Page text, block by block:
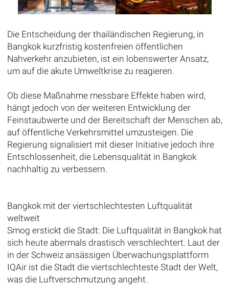
Die Entscheidung der thailändischen Regierung, in
Bangkok kurzfristig kostenfreien öffentlichen
Nahverkehr anzubieten, ist ein lobenswerter Ansatz,
um auf die akute Umweltkrise zu reagieren.
Ob diese Maßnahme messbare Effekte haben wird,
hängt jedoch von der weiteren Entwicklung der
Feinstaubwerte und der Bereitschaft der Menschen ab,
auf öffentliche Verkehrsmittel umzusteigen. Die
Regierung signalisiert mit dieser Initiative jedoch ihre
Entschlossenheit, die Lebensqualität in Bangkok
nachhaltig zu verbessern.
Bangkok mit der viertschlechtesten Luftqualität
weltweit
Smog erstickt die Stadt: Die Luftqualität in Bangkok hat
sich heute abermals drastisch verschlechtert. Laut der
in der Schweiz ansässigen Überwachungsplattform
IQAir ist die Stadt die viertschlechteste Stadt der Welt,
was die Luftverschmutzung angeht.